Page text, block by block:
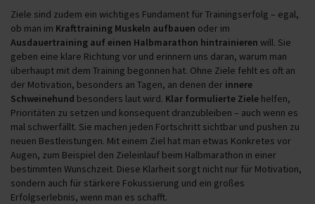
Ziele sind zudem ein wichtiges Fundament für Trainingserfolg – egal,
ob man im Krafttraining Muskeln aufbauen oder im
Ausdauertraining auf einen Halbmarathon hintrainieren will. Sie
geben eine klare Richtung vor und erinnern uns daran, warum man
überhaupt mit dem Training begonnen hat. Ohne Ziele fehlt es oft an
der Motivation, besonders an Tagen, an denen der innere
Schweinehund besonders laut wird. Klar formulierte Ziele helfen,
Prioritäten zu setzen und konsequent dranzubleiben – auch wenn es
mal schwerfällt. Sie machen jeden Fortschritt sichtbar und pushen zu
neuen Bestleistungen. Mit einem Ziel hat man etwas Konkretes vor
Augen, zum Beispiel den Zieleinlauf beim Halbmarathon in einer
bestimmten Wunschzeit. Diese Klarheit sorgt nicht nur für Motivation,
sondern auch für stärkere Fokussierung und ein großes
Erfolgserlebnis, wenn man es schafft.